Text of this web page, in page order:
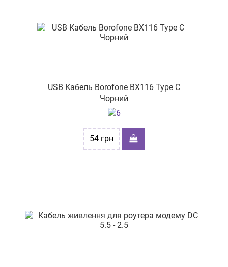
USB Кабель Borofone BX116 Type C
Чорний
54 грн